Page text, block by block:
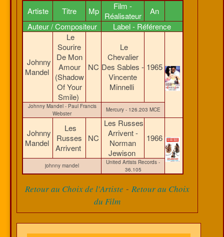
Artiste Titre Mp
Film -
Réalisateur
An
Auteur / Compositeur
Label - Référence
Johnny
Mandel
Le
Sourire
De Mon
Amour
(Shadow
Of Your
Smile)
NC
Le
Chevalier
Des Sables -
Vincente
Minnelli
1965
Johnny Mandel - Paul Francis
Webster
Mercury - 126.203 MCE
Johnny
Mandel
Les
Russes
Arrivent
NC
Les Russes
Arrivent -
Norman
Jewison
1966
johnny mandel
United Artists Records -
36.105
Retour au Choix de l'Artiste - Retour au Choix
du Film